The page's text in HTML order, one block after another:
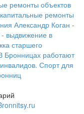
ремонты объектов
ремонты
Александр Коган -
выдвижение в
старшего
Бронницах работают
Спорт для